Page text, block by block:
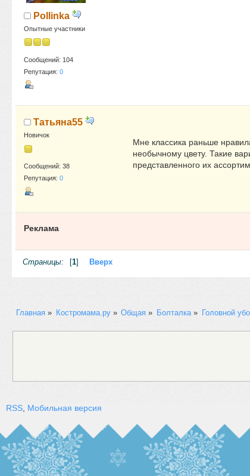
Pollinka
Опытные участники
Сообщений: 104
Репутация: 0
Татьяна55
Новичок
Сообщений: 38
Репутация: 0
Мне классика раньше
необычному цвету. Такие
представленного их
Реклама
Страницы: 1 Вверх
Главная » Костромама.ру» Общая » Болталка» Головной
RSS, Мобильная версия